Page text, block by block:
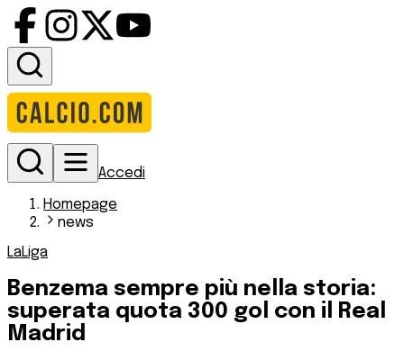
Accedi
Homepage
news
LaLiga
Benzema sempre più nella storia:
superata quota 300 gol con il Real
Madrid